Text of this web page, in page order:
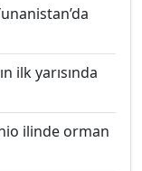
ilk yarısında
ilinde orman